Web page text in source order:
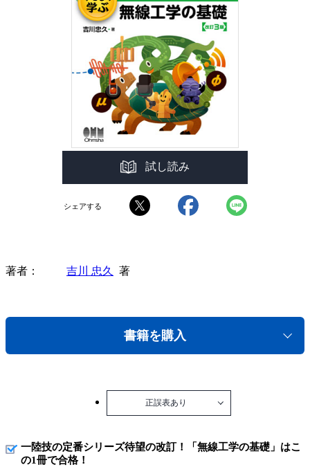
試し読み
シェアする
著者 吉川 忠久 著
書籍を購入
正誤表あり
一陸技の定番シリーズ待望の改訂！「無線工学の基礎」はこ
の1冊で合格！